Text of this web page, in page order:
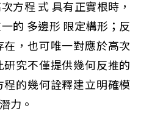
方程 式 具有正實根時，
的 多邊形 限定構形；反
，也可唯一對應於高次
究不僅提供幾何反推的
的幾何詮釋建立明確模
力。